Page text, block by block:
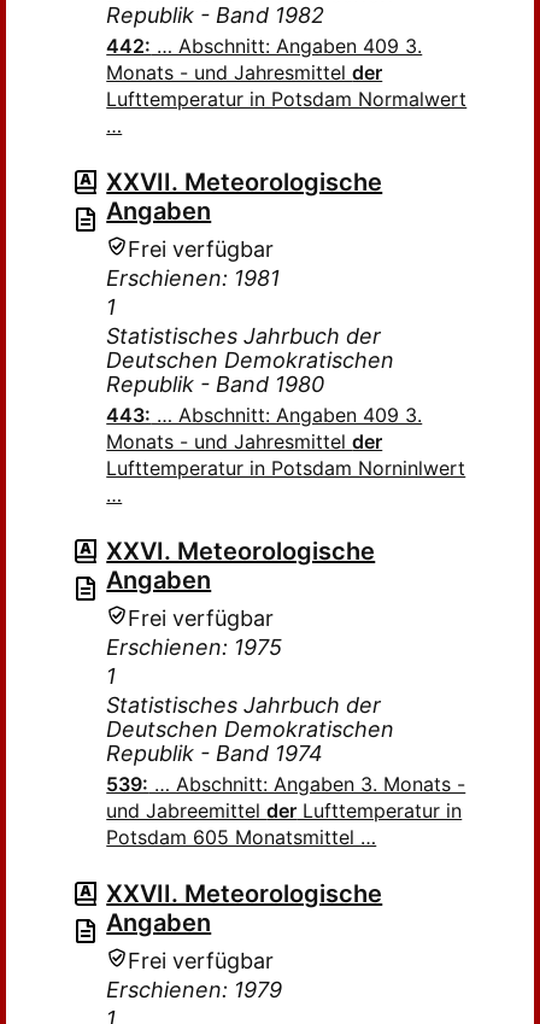
Republik - Band 1982
442: … Abschnitt: Angaben 409 3.
Monats - und Jahresmittelder
Lufttemperatur in Potsdam Normalwert
…
XXVII. Meteorologische
Angaben
Frei verfügbar
Erschienen: 1981
1
Statistisches Jahrbuch der
Deutschen Demokratischen
Republik - Band 1980
443: … Abschnitt: Angaben 409 3.
Monats - und Jahresmittelder
Lufttemperatur in Potsdam Norninlwert
…
XXVI. Meteorologische
Angaben
Frei verfügbar
Erschienen: 1975
1
Statistisches Jahrbuch der
Deutschen Demokratischen
Republik - Band 1974
539: … Abschnitt: Angaben 3. Monats -
und Jabreemittelder Lufttemperatur in
Potsdam 605 Monatsmittel …
XXVII. Meteorologische
Angaben
Frei verfügbar
Erschienen: 1979
1